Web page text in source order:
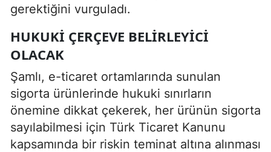
gerektiğini vurguladı.
HUKUKI ÇERÇEVE BELIRLEYICI
OLACAK
Şamlı, e-ticaret ortamlarında sunulan
sigorta ürünlerinde hukuki sınırların
önemine dikkat çekerek, her ürünün sigorta
sayılabilmesi için Türk Ticaret Kanunu
kapsamında bir riskin teminat altına alınması